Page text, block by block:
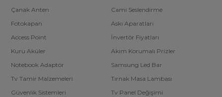
Çanak Anten
Cami Seslendirme
Fotokapan
Askı Aparatları
Access Point
İnvertör Fiyatları
Kuru Aküler
Akım Korumalı Prizler
Notebook Adaptör
Samsung Led Bar
Tv Tamir Malzemeleri
Tırnak Masa Lambası
Güvenlik Sistemleri
Tv Panel Değişimi